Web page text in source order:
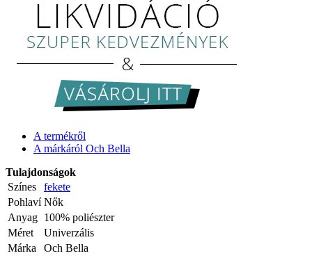
A termékről
A márkáról Och Bella
Tulajdonságok
Színes
fekete
Pohlaví Nők
Anyag 100% poliészter
Méret
Univerzális
Márka
Och Bella